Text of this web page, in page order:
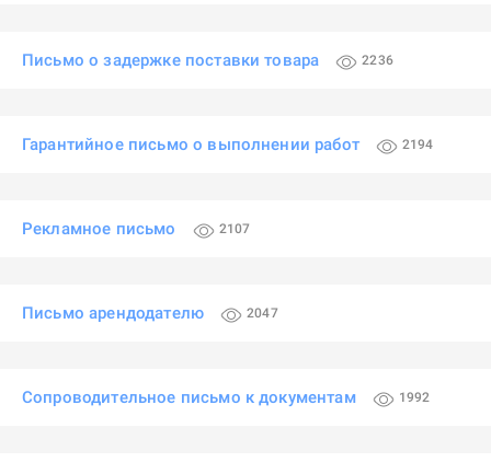
Письмо о задержке поставки товара 2236
Гарантийное письмо о выполнении работ 2194
Рекламное письмо 2107
Письмо арендодателю 2047
Сопроводительное письмо к документам 1992